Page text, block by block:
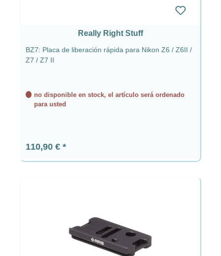
Really Right Stuff
BZ7: Placa de liberación rápida para Nikon Z6 / Z6II /
Z7 / Z7 II
no disponible en stock, el artículo será ordenado
para usted
Precio normal:
110,90 €